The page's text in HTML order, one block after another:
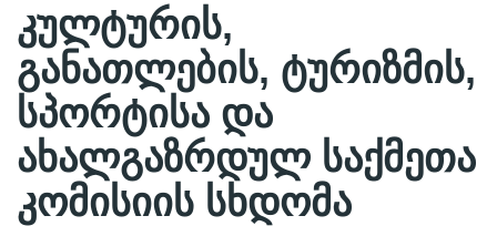
კულტურის,
განათლების, ტურიზმის,
სპორტისა და
ახალგაზრდულ საქმეთა
კომისიის სხდომა